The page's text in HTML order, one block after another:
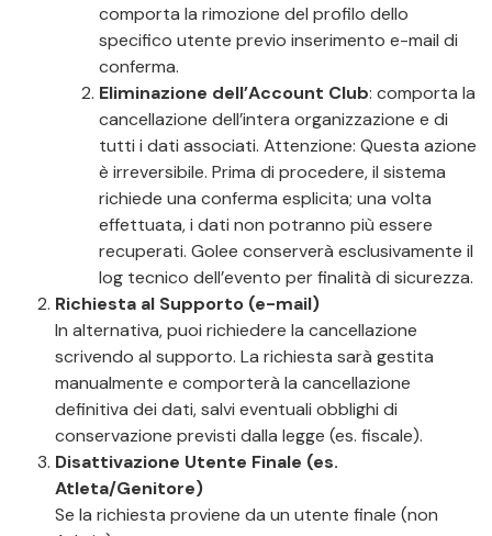
comporta la rimozione del profilo dello
specifico utente previo inserimento e-mail di
conferma.
Eliminazione dell’Account Club: comporta la
cancellazione dell’intera organizzazione e di
tutti i dati associati. Attenzione: Questa azione
è irreversibile. Prima di procedere, il sistema
richiede una conferma esplicita; una volta
effettuata, i dati non potranno più essere
recuperati. Golee conserverà esclusivamente il
log tecnico dell’evento per finalità di sicurezza.
Richiesta al Supporto (e-mail)
In alternativa, puoi richiedere la cancellazione
scrivendo al supporto. La richiesta sarà gestita
manualmente e comporterà la cancellazione
definitiva dei dati, salvi eventuali obblighi di
conservazione previsti dalla legge (es. fiscale).
Disattivazione Utente Finale (es.
Atleta/Genitore)
Se la richiesta proviene da un utente finale (non